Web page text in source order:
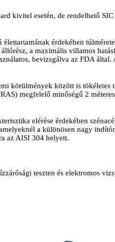
kivitel esetén, de rendelhető
érdekében
a maximális villamos
bevizsgálva az FDA
körülmények között is
megfelelő minőségű 2
elérése érdekében
a különösen nagy
az AISI 304 helyett.
teszten és elektromos